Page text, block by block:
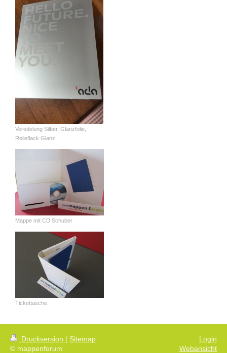
Veredelung Silber, Glanzfolie,
Relieflack Glanz
Mappe mit CD Schuber
Tickettasche
Druckversion | Sitemap
© mappenforum
Login
Webansicht